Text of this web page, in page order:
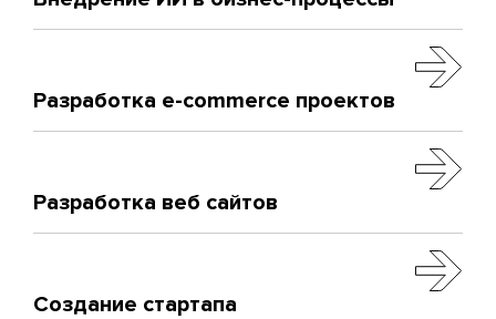
Разработка e-commerce проектов
Разработка веб сайтов
Создание стартапа